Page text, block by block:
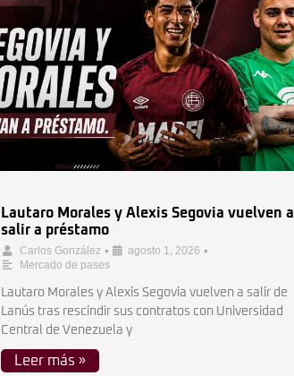
Lautaro Morales y Alexis Segovia vuelven a
salir a préstamo
Carlos González • agosto 1, 2026 •
Mercado de pases
Lautaro Morales y Alexis Segovia vuelven a salir de
Lanús tras rescindir sus contratos con Universidad
Central de Venezuela y
Leer más »